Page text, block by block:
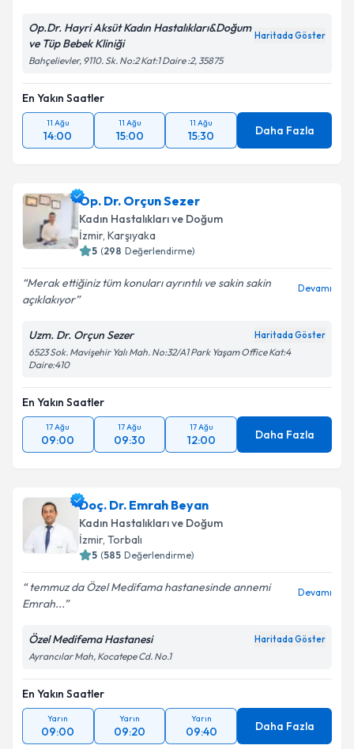
Op.Dr. Hayri Aksüt Kadın Hastalıkları&Doğum
ve Tüp Bebek Kliniği
Haritada Göster
Bahçelievler, 9110. Sk. No:2 Kat:1 Daire :2, 35875
En Yakın Saatler
11 Ağu
14:00
11 Ağu
15:00
11 Ağu
15:30 Daha Fazla
Op. Dr. Orçun Sezer
Kadın Hastalıkları ve Doğum
İzmir, Karşıyaka
5 (298 Değerlendirme)
Merak ettiğiniz tüm konuları ayrıntılı ve sakin sakin
açıklakıyor
Devamı
Uzm. Dr. Orçun Sezer Haritada Göster
6523 Sok. Mavişehir Yalı Mah. No:32/A1 Park Yaşam Office Kat:4
Daire:410
En Yakın Saatler
17 Ağu
09:00
17 Ağu
09:30
17 Ağu
12:00 Daha Fazla
Doç. Dr. Emrah Beyan
Kadın Hastalıkları ve Doğum
İzmir, Torbalı
5 (585 Değerlendirme)
temmuz da Özel Medifama hastanesinde annemi
Emrah...
Devamı
Özel Medifema Hastanesi Haritada Göster
Ayrancılar Mah, Kocatepe Cd. No.1
En Yakın Saatler
Yarın
09:00
Yarın
09:20
Yarın
09:40 Daha Fazla